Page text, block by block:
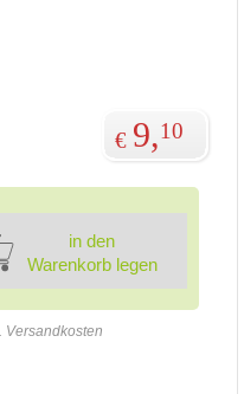
€ 9,10
in den
Warenkorb legen
Versandkosten